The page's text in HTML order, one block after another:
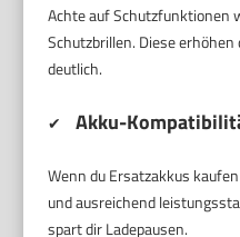
Achte auf Schutzfunktionen
Schutzbrillen. Diese
deutlich.
✔ Akku-
Wenn du Ersatzakkus
und ausreichend
spart dir Ladepausen.